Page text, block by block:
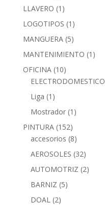
LLAVERO (1)
LOGOTIPOS (1)
MANGUERA (5)
MANTENIMIENTO (1)
OFICINA (10)
ELECTRODOMESTICO
Liga (1)
Mostrador (1)
PINTURA (152)
accesorios (8)
AEROSOLES (32)
AUTOMOTRIZ (2)
BARNIZ (5)
DOAL (2)